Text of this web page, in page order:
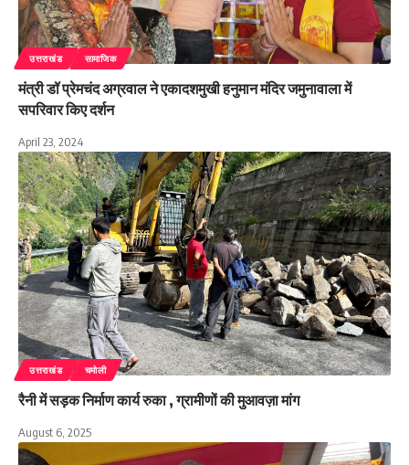
उत्तराखंड सामाजिक
मंत्री डॉ प्रेमचंद अग्रवाल ने एकादशमुखी हनुमान मंदिर जमुनावाला में
सपरिवार किए दर्शन
April 23, 2024
उत्तराखंड चमोली
रैनी में सड़क निर्माण कार्य रुका , ग्रामीणों की मुआवज़ा मांग
August 6, 2025